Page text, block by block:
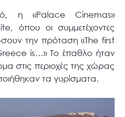
η «Palace Cinemas»
όπου οι συμμετέχοντες
την πρόταση «The first
is…» Το έπαθλο ήταν
στις περιοχές της χώρας
τα γυρίσματα.